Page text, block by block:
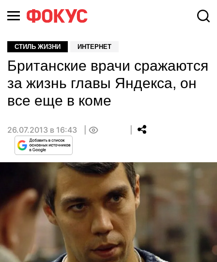
СТИЛЬ ЖИЗНИ ИНТЕРНЕТ
Британские врачи сражаются
за жизнь главы Яндекса, он
все еще в коме
26.07.2013 в 16:43